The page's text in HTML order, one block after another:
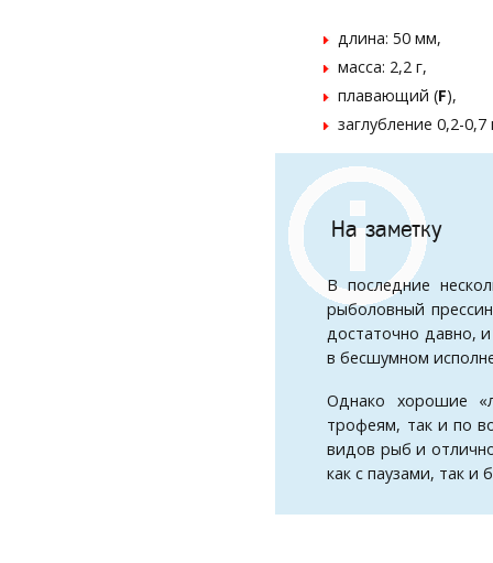
длина: 50 мм,
масса: 2,2 г,
плавающий (F),
заглубление 0,2-0,7
На заметку
В последние
рыболовный
достаточно давно,
в бесшумном
Однако хорошие
трофеям, так и по
видов рыб и
как с паузами, так и